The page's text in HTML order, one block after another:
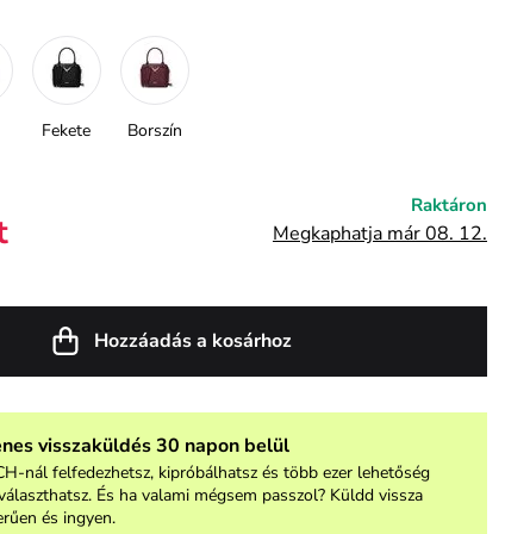
Fekete Borszín
Raktáron
Megkaphatja már 08. 12.
Hozzáadás a kosárhoz
visszaküldés 30 napon belül
nál felfedezhetsz, kipróbálhatsz és több ezer lehetőség
És ha valami mégsem passzol? Küldd vissza
és ingyen.